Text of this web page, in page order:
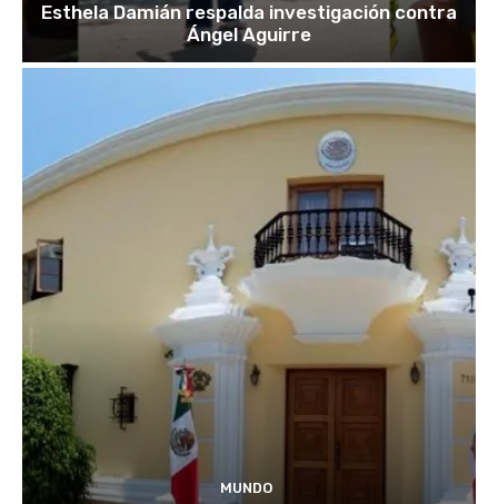
Esthela Damián respalda investigación contra
Ángel Aguirre
MUNDO